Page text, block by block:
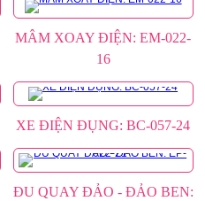
MÂM XOAY ĐIỆN: EM-022-
16
XE ĐIỆN ĐỤNG: BC-057-24
ĐU QUAY ĐẢO - ĐẢO BEN: